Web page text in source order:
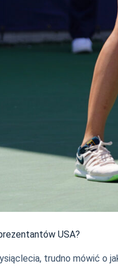
USA?
trudno mówić o